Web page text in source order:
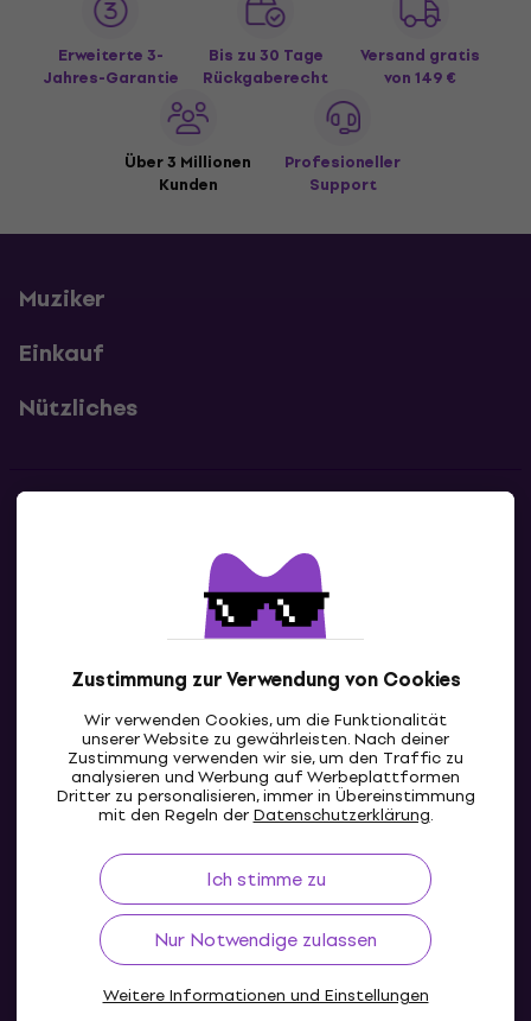
Zustimmung zur Verwendung von Cookies
Wir verwenden Cookies, um die Funktionalität
unserer Website zu gewährleisten. Nach deiner
Zustimmung verwenden wir sie, um den Traffic zu
analysieren und Werbung auf Werbeplattformen
Dritter zu personalisieren, immer in Übereinstimmung
mit den Regeln derDatenschutzerklärung.
Ich stimme zu
Nur Notwendige zulassen
Weitere Informationen und Einstellungen
Erweiterte 3-
Jahres-Garantie
Bis zu 30 Tage
Rückgaberecht
Versand gratis
von 149 €
Über 3 Millionen
Kunden
Profesioneller
Support
Muziker
Einkauf
Nützliches
Kontaktiere uns
AT